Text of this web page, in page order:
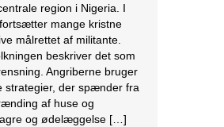
region i Nigeria. I
mange kristne
målrettet af militante.
beskriver det som
Angriberne bruger
strategier, der spænder fra
af huse og
og ødelæggelse […]